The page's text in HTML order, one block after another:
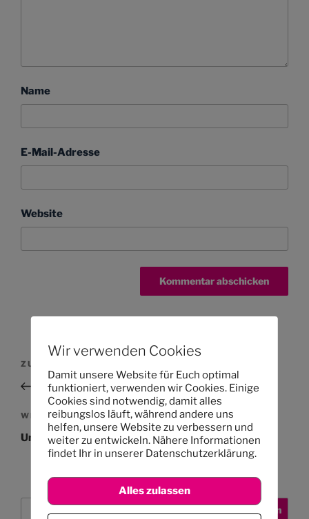
Name
E-Mail-Adresse
Website
Beitragsnavigation
Vorheriger
Beitrag
ZURÜCK
Aktuelles von der Ostsee
Nächster
Beitrag
WEITER
Unser Mittagessen: 19.5. – 6.6.14
Suchen Suchen
Wir verwenden Cookies
Damit unsere Website für Euch optimal
funktioniert, verwenden wir Cookies. Einige
Cookies sind notwendig, damit alles
reibungslos läuft, während andere uns
helfen, unsere Website zu verbessern und
weiter zu entwickeln. Nähere Informationen
findet Ihr in unserer Datenschutzerklärung.
Alles zulassen